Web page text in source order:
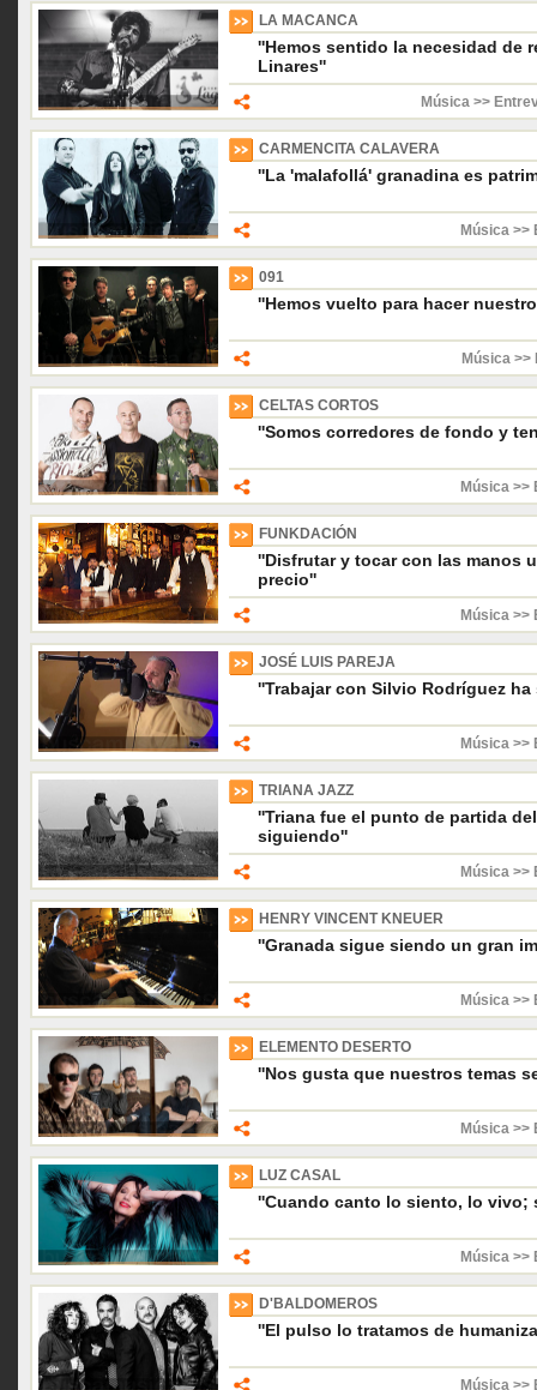
LA MACANCA
''Hemos sentido la necesidad de
Linares''
Música >>
CARMENCITA CALAVERA
''La 'malafollá' granadina es
Música >>
091
''Hemos vuelto para hacer
Música
CELTAS CORTOS
''Somos corredores de fondo y
Música >>
FUNKDACIÓN
''Disfrutar y tocar con las manos
precio''
Música >>
JOSÉ LUIS PAREJA
''Trabajar con Silvio Rodríguez
Música >>
TRIANA JAZZ
''Triana fue el punto de partida
siguiendo''
Música >>
HENRY VINCENT KNEUER
''Granada sigue siendo un gran
Música >>
ELEMENTO DESERTO
''Nos gusta que nuestros temas
Música >>
LUZ CASAL
''Cuando canto lo siento, lo vivo;
Música >>
D'BALDOMEROS
''El pulso lo tratamos de
Música >>